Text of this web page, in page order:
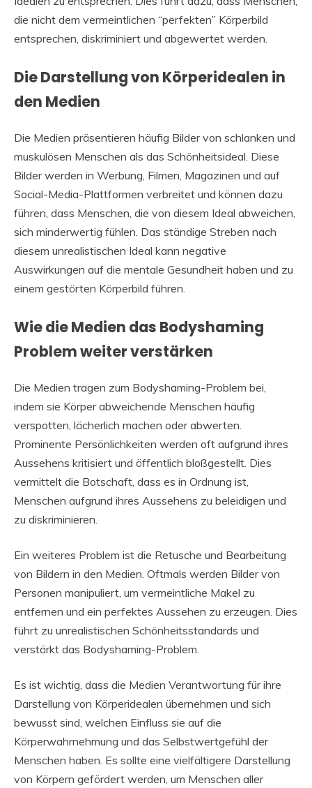
die nicht dem vermeintlichen “perfekten” Körperbild
entsprechen, diskriminiert und abgewertet werden.
Die Darstellung von Körperidealen in
den Medien
Die Medien präsentieren häufig Bilder von schlanken und
muskulösen Menschen als das Schönheitsideal. Diese
Bilder werden in Werbung, Filmen, Magazinen und auf
Social-Media-Plattformen verbreitet und können dazu
führen, dass Menschen, die von diesem Ideal abweichen,
sich minderwertig fühlen. Das ständige Streben nach
diesem unrealistischen Ideal kann negative
Auswirkungen auf die mentale Gesundheit haben und zu
einem gestörten Körperbild führen.
Wie die Medien das Bodyshaming
Problem weiter verstärken
Die Medien tragen zum Bodyshaming-Problem bei,
indem sie Körper abweichende Menschen häufig
verspotten, lächerlich machen oder abwerten.
Prominente Persönlichkeiten werden oft aufgrund ihres
Aussehens kritisiert und öffentlich bloßgestellt. Dies
vermittelt die Botschaft, dass es in Ordnung ist,
Menschen aufgrund ihres Aussehens zu beleidigen und
zu diskriminieren.
Ein weiteres Problem ist die Retusche und Bearbeitung
von Bildern in den Medien. Oftmals werden Bilder von
Personen manipuliert, um vermeintliche Makel zu
entfernen und ein perfektes Aussehen zu erzeugen. Dies
führt zu unrealistischen Schönheitsstandards und
verstärkt das Bodyshaming-Problem.
Es ist wichtig, dass die Medien Verantwortung für ihre
Darstellung von Körperidealen übernehmen und sich
bewusst sind, welchen Einfluss sie auf die
Körperwahrnehmung und das Selbstwertgefühl der
Menschen haben. Es sollte eine vielfältigere Darstellung
von Körpern gefördert werden, um Menschen aller